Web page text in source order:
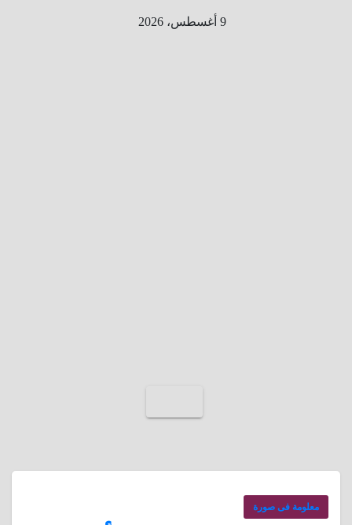
9 أغسطس، 2026
معلومة فى صورة